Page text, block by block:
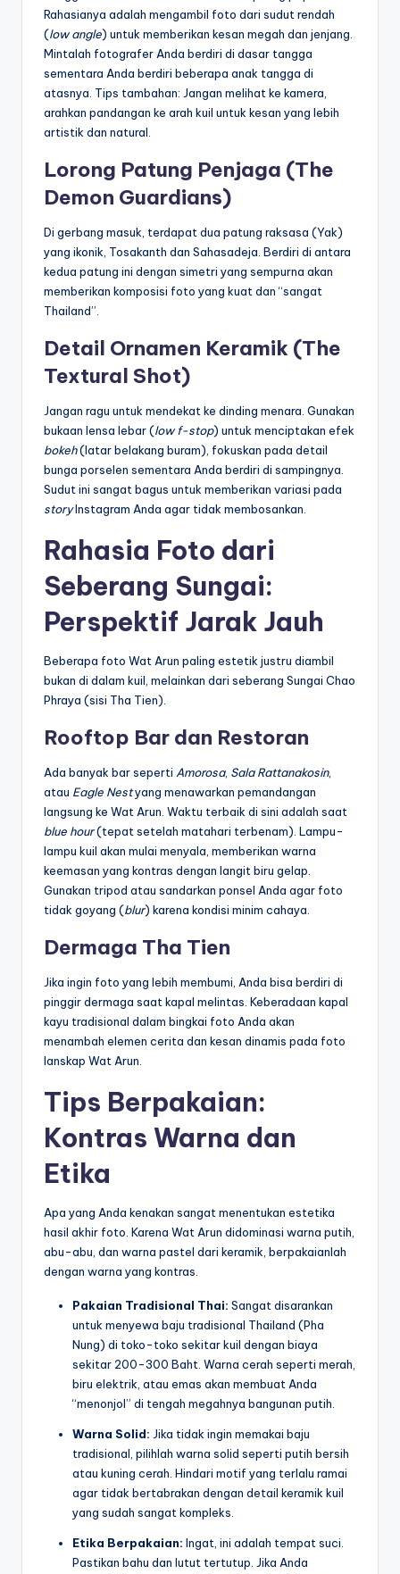
Rahasianya adalah mengambil foto dari sudut rendah
(low angle) untuk memberikan kesan megah dan jenjang.
Mintalah fotografer Anda berdiri di dasar tangga
sementara Anda berdiri beberapa anak tangga di
atasnya. Tips tambahan: Jangan melihat ke kamera,
arahkan pandangan ke arah kuil untuk kesan yang lebih
artistik dan natural.
Lorong Patung Penjaga (The
Demon Guardians)
Di gerbang masuk, terdapat dua patung raksasa (Yak)
yang ikonik, Tosakanth dan Sahasadeja. Berdiri di antara
kedua patung ini dengan simetri yang sempurna akan
memberikan komposisi foto yang kuat dan “sangat
Thailand”.
Detail Ornamen Keramik (The
Textural Shot)
Jangan ragu untuk mendekat ke dinding menara. Gunakan
bukaan lensa lebar (low f-stop) untuk menciptakan efek
bokeh(latar belakang buram), fokuskan pada detail
bunga porselen sementara Anda berdiri di sampingnya.
Sudut ini sangat bagus untuk memberikan variasi pada
storyInstagram Anda agar tidak membosankan.
Rahasia Foto dari
Seberang Sungai:
Perspektif Jarak Jauh
Beberapa foto Wat Arun paling estetik justru diambil
bukan di dalam kuil, melainkan dari seberang Sungai Chao
Phraya (sisi Tha Tien).
Rooftop Bar dan Restoran
Ada banyak bar seperti Amorosa, Sala Rattanakosin,
atau Eagle Nestyang menawarkan pemandangan
langsung ke Wat Arun. Waktu terbaik di sini adalah saat
blue hour(tepat setelah matahari terbenam). Lampu-
lampu kuil akan mulai menyala, memberikan warna
keemasan yang kontras dengan langit biru gelap.
Gunakan tripod atau sandarkan ponsel Anda agar foto
tidak goyang (blur) karena kondisi minim cahaya.
Dermaga Tha Tien
Jika ingin foto yang lebih membumi, Anda bisa berdiri di
pinggir dermaga saat kapal melintas. Keberadaan kapal
kayu tradisional dalam bingkai foto Anda akan
menambah elemen cerita dan kesan dinamis pada foto
lanskap Wat Arun.
Tips Berpakaian:
Kontras Warna dan
Etika
Apa yang Anda kenakan sangat menentukan estetika
hasil akhir foto. Karena Wat Arun didominasi warna putih,
abu-abu, dan warna pastel dari keramik, berpakaianlah
dengan warna yang kontras.
Pakaian Tradisional Thai: Sangat disarankan
untuk menyewa baju tradisional Thailand (Pha
Nung) di toko-toko sekitar kuil dengan biaya
sekitar 200-300 Baht. Warna cerah seperti merah,
biru elektrik, atau emas akan membuat Anda
“menonjol” di tengah megahnya bangunan putih.
Warna Solid: Jika tidak ingin memakai baju
tradisional, pilihlah warna solid seperti putih bersih
atau kuning cerah. Hindari motif yang terlalu ramai
agar tidak bertabrakan dengan detail keramik kuil
yang sudah sangat kompleks.
Etika Berpakaian: Ingat, ini adalah tempat suci.
Pastikan bahu dan lutut tertutup. Jika Anda